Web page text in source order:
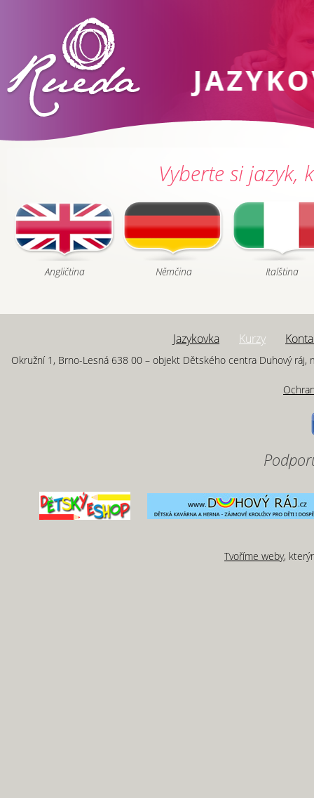
Vyberte si jazyk,
Angličtina Němčina Italština
Jazykovka Kurzy
Okružní 1, Brno-Lesná 638 00 – objekt Dětského centra Duhový ráj,
Tvoříme weby,